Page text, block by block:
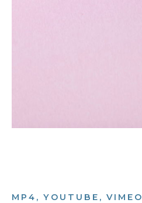
MP4, YOUTUBE, VIMEO